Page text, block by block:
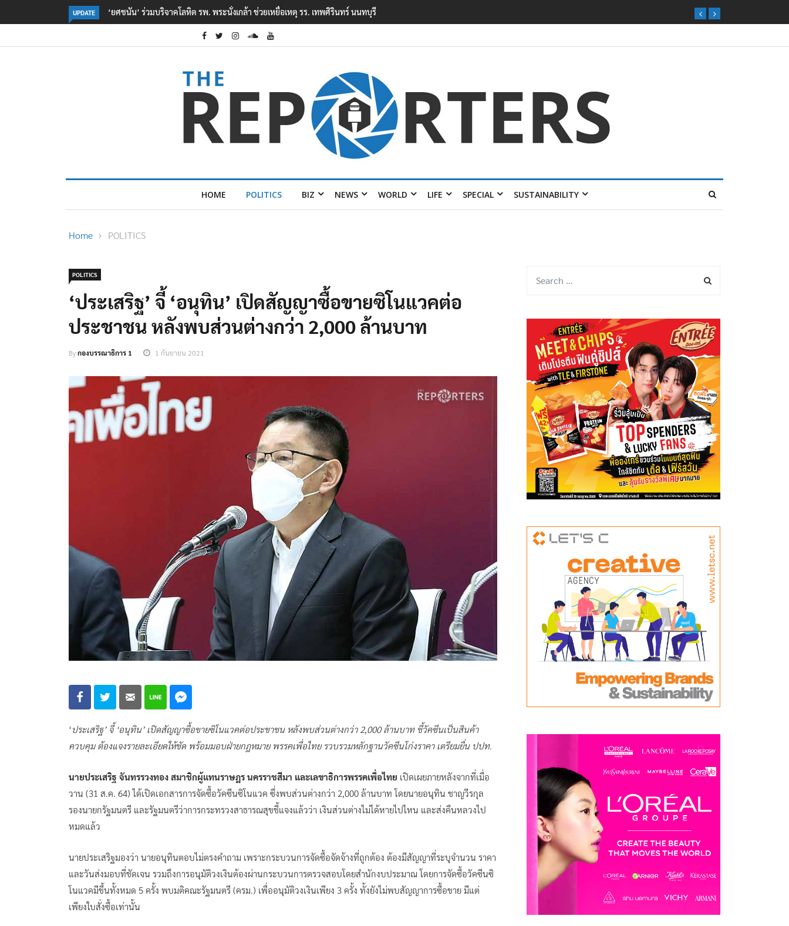
UPDATE
ยื่อเหตุ รร. เทพศิรินทร์ นนทบุรี ตร. อยู่ระหว่างสอบสวนแรงจูงใจ เหตุยิงในโรงเรียนเทพศิรินทร์ นนทบุรี พบเด็กก่อ
เหตุเครียดเรื่องเรียน
HOME POLITICS BIZ NEWS WORLD LIFE SPECIAL SUSTAINABILITY
Home POLITICS
POLITICS
‘ประเสริฐ’ จี้ ‘อนุทิน’ เปิดสัญญาซื้อขายซิโนแวคต่อ
ประชาชน หลังพบส่วนต่างกว่า 2,000 ล้านบาท
Byกองบรรณาธิการ 1 1 กันยายน 2021
‘ประเสริฐ’ จี้ ‘อนุทิน’ เปิดสัญญาซื้อขายซิโนแวคต่อประชาชน หลังพบส่วนต่างกว่า 2,000 ล้านบาท ชี้วัคซีนเป็นสินค้า
ควบคุม ต้องแจงรายละเอียดให้ชัด พร้อมมอบฝ่ายกฎหมาย พรรคเพื่อไทย รวบรวมหลักฐานวัคซีนโก่งราคา เตรียมยื่น ปปท.
นายประเสริฐ จันทรรวงทอง สมาชิกผู้แทนราษฎร นครราชสีมา และเลขาธิการพรรคเพื่อไทย เปิดเผยภายหลังจากที่เมื่อ
วาน (31 ส.ค. 64) ได้เปิดเอกสารการจัดซื้อวัคซีนซิโนแวค ซึ่งพบส่วนต่างกว่า 2,000 ล้านบาท โดยนายอนุทิน ชาญวีรกุล
รองนายกรัฐมนตรี และรัฐมนตรีว่าการกระทรวงสาธารณสุขชี้แจงแล้วว่า เงินส่วนต่างไม่ได้หายไปไหน และส่งคืนหลวงไป
หมดแล้ว
นายประเสริฐมองว่า นายอนุทินตอบไม่ตรงคำถาม เพราะกระบวนการจัดซื้อจัดจ้างที่ถูกต้อง ต้องมีสัญญาที่ระบุจำนวน ราคา
และวันส่งมอบที่ชัดเจน รวมถึงการอนุมัติวงเงินต้องผ่านกระบวนการตรวจสอบโดยสำนักงบประมาณ โดยการจัดซื้อวัคซีนซิ
โนแวคมีขึ้นทั้งหมด 5 ครั้ง พบมติคณะรัฐมนตรี (ครม.) เพื่ออนุมัติวงเงินเพียง 3 ครั้ง ทั้งยังไม่พบสัญญาการซื้อขาย มีแต่
เพียงใบสั่งซื้อเท่านั้น